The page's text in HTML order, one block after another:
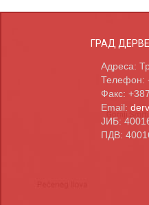
ГРАД
Адреса:
Телефон:
Факс:
Email:
ЈИБ:
ПДВ: